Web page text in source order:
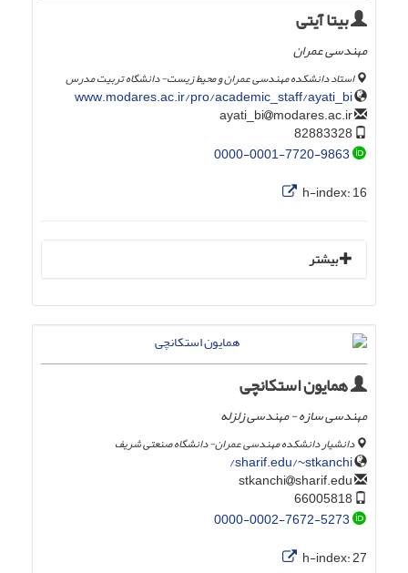
بیتا آیتی
مهندسی عمران
استاد دانشکده مهندسی عمران و محیط زیست- دانشگاه تربیت مدرس
www.modares.ac.ir/pro/academic_staff/ayati_bi
modares.ac.ir
0000-0001-7720-9863
h-index:16
بیشتر
همایون استکانچی
مهندسی سازه - مهندسی زلزله
دانشیار دانشکده مهندسی عمران- دانشگاه صنعتی شریف
sharif.edu/~stkanchi/
sharif.edu
0000-0002-7672-5273
h-index:27